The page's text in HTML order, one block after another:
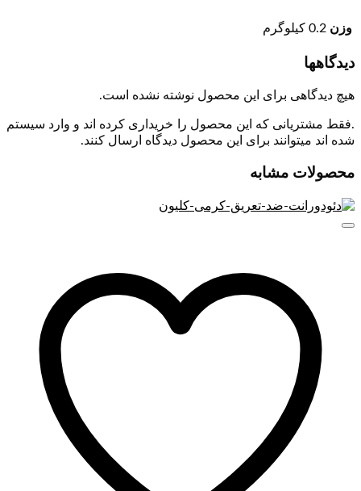
اگر از جوش‌های سرسیاه خسته شده‌اید و به دنبال راهی مؤثر برای
مراقبتی شماست. این تونر با فرمولاسیونی پیشرفته و بدون چربی،
به‌طور خاص برای پوست‌هایی طراحی شده که مستعد ایجاد
ماندن آلودگی، چربی اضافه و ذرات ریز آرایش روی پوست وجود
دارد. تونر ضد جوش سر سیاه نوتروژینا مرحله نهایی پاکسازی را
می‌نماید.
کاهش و پیشگیری از ایجاد جوش‌های سر سیاه است. با استفاده
منظم از این محصول، پوست شما به مرور زمان شفاف‌تر، تمیزتر و
سالم‌تر به نظر خواهد رسید. همچنین این تونر حس طراوت و تازگی
را به پوست بازمی‌گرداند و بافت پوست را نرم و یکنواخت می‌سازد.
پس اگر به دنبال محصولی با عملکرد تخصصی در زمینه پاکسازی
عمیق و رفع جوش‌های سرسیاه هستید، تونر ضدجوش نوتروژینا یک
گزینه‌ی قابل اعتماد از برند مطرح و معتبر Neutrogena محسوب
می‌شود.
وزن 0.2 کیلوگرم
دیدگاهها
هیچ دیدگاهی برای این محصول نوشته نشده است.
.فقط مشتریانی که این محصول را خریداری کرده اند و وارد سیستم
شده اند میتوانند برای این محصول دیدگاه ارسال کنند.
محصولات مشابه